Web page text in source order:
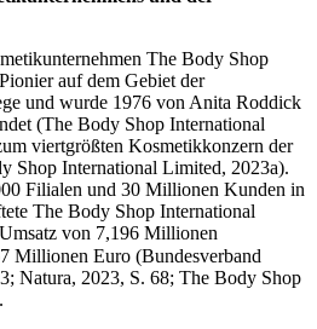
The Body Shop
auf dem Gebiet der
und wurde 1976 von Anita Roddick
(The Body Shop International
viertgrößten Kosmetikkonzern der
Shop International Limited, 2023a).
Filialen und 30 Millionen Kunden in
The Body Shop International
von 7,196 Millionen
Millionen Euro (Bundesverband
Natura, 2023, S. 68; The Body Shop